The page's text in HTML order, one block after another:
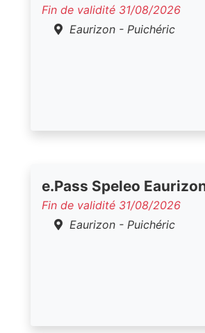
Fin de validité 31/08/2026
Eaurizon - Puichéric
e.Pass Speleo
Fin de validité 31/08/2026
Eaurizon - Puichéric